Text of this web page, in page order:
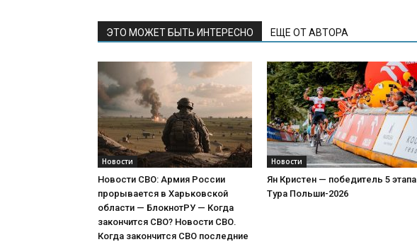
ЭТО МОЖЕТ БЫТЬ ИНТЕРЕСНО ЕЩЕ ОТ АВТОРА
Новости
Новости СВО: Армия России
прорывается в Харьковской
области — БлокнотРУ — Когда
закончится СВО? Новости СВО.
Когда закончится СВО последние
Новости
Ян Кристен — победитель 5 этапа
Тура Польши-2026